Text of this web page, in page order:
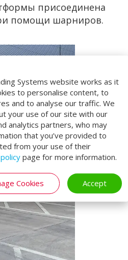
Systems website works as it
to personalise content, to
and to analyse our traffic. We
your use of our site with our
analytics partners, who may
that you’ve provided to
from your use of their
page for more information.
Cookies Accept
присоединена
помощи шарниров.